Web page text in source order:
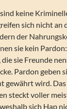
keine
sich nicht an
der
sie kein
sie Freunde
Pardon geben
gewährt wird.
steckt voller
sich Hap